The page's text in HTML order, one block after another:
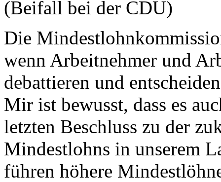
(Beifall bei der CDU)
Die
wenn Arbeitnehmer und
debattieren und
Mir ist bewusst, dass es
letzten Beschluss zu der
Mindestlohns in unserem
führen höhere